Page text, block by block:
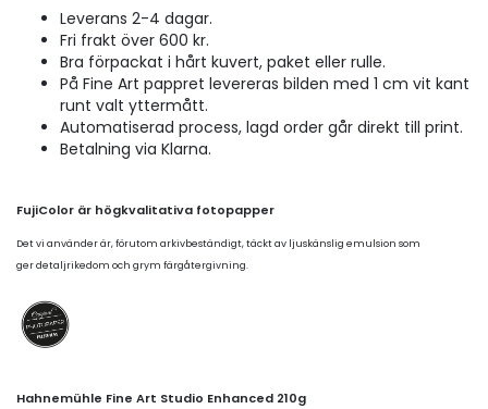
Leverans 2-4 dagar.
Fri frakt över 600 kr.
Bra förpackat i hårt kuvert, paket eller rulle.
På Fine Art pappret levereras bilden med 1 cm vit kant
runt valt yttermått.
Automatiserad process, lagd order går direkt till print.
Betalning via Klarna.
FujiColor är högkvalitativa fotopapper
Det vi använder är, förutom arkivbeständigt, täckt av ljuskänslig emulsion som
ger detaljrikedom och grym färgåtergivning.
Hahnemühle Fine Art Studio Enhanced 210g